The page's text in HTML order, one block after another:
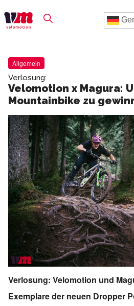
Allgemein
Verlosung:
Velomotion x Magura:
Mountainbike zu
Verlosung: Velomotion und
Exemplare der neuen Dropper